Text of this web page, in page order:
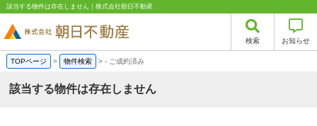
該当する物件は存在しません｜株式会社朝日不動産
検索 お知らせ
TOPページ > 物件検索 >- ご成約済み
該当する物件は存在しません